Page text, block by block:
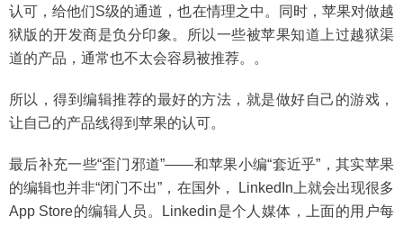
认可，给他们S级的通道，也在情理之中。同时，苹果对做越
狱版的开发商是负分印象。所以一些被苹果知道上过越狱渠
道的产品，通常也不太会容易被推荐。。
所以，得到编辑推荐的最好的方法，就是做好自己的游戏，
让自己的产品线得到苹果的认可。
最后补充一些“歪门邪道”——和苹果小编“套近乎”，其实苹果
的编辑也并非“闭门不出”，在国外， LinkedIn上就会出现很多
App Store的编辑人员。Linkedin是个人媒体，上面的用户每